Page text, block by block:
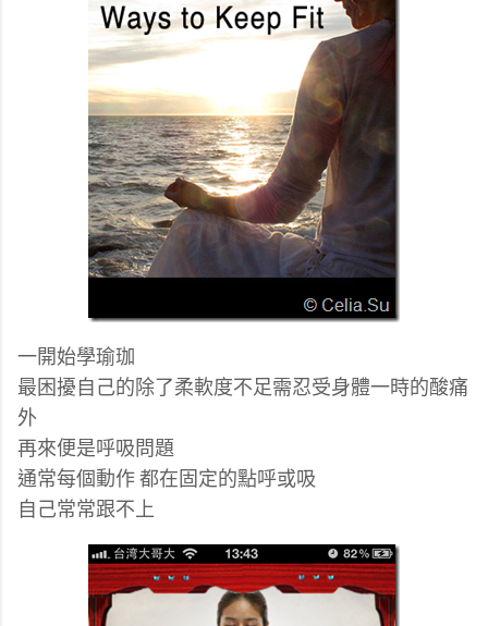
一開始學瑜珈
最困擾自己的除了柔軟度不足需忍受身體一時的酸痛
外
再來便是呼吸問題
通常每個動作 都在固定的點呼或吸
自己常常跟不上